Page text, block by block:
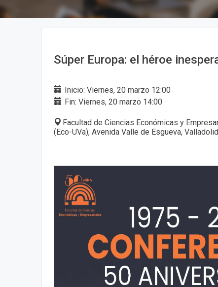
Súper Europa: el héroe
Inicio: Viernes, 20 marzo 12:00
Fin: Viernes, 20 marzo 14:00
Facultad de Ciencias Económicas y
(Eco-UVa), Avenida Valle de Esgueva,